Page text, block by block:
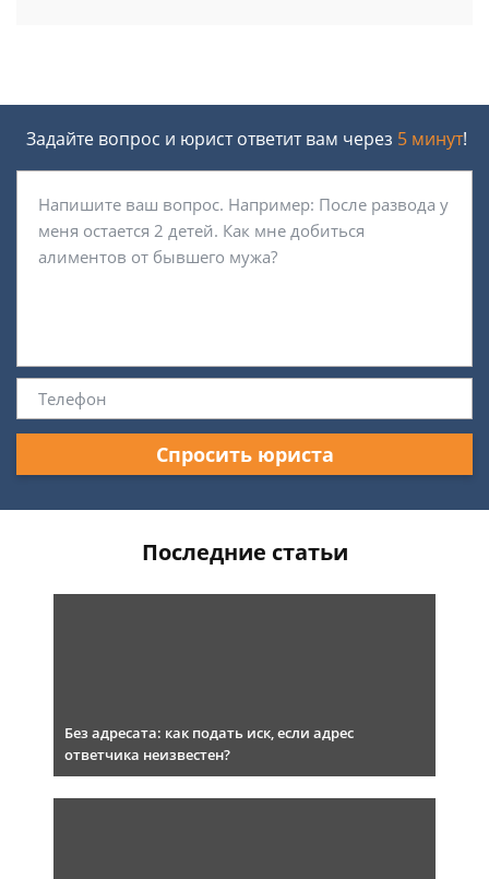
Задайте вопрос и юрист ответит вам через 5 минут!
Спросить юриста
Последние статьи
Без адресата: как подать иск, если адрес
ответчика неизвестен?